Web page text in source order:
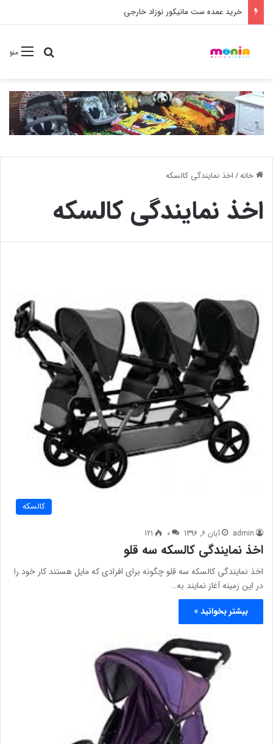
خرید شامپو سر و بدن 500 میل کودک موستلا
منوجستجو
خانه/اخذ نمایندگی کالسکه
اخذ نمایندگی کالسکه
کالسکه
admin آبان 6, 1396 0
121
اخذ نمایندگی کالسکه سه قلو
اخذ نمایندگی کالسکه سه قلو چگونه برای افرادی که مایل هستند کار خود را
در این زمینه آغاز نمایند به…
بیشتر بخوانید »